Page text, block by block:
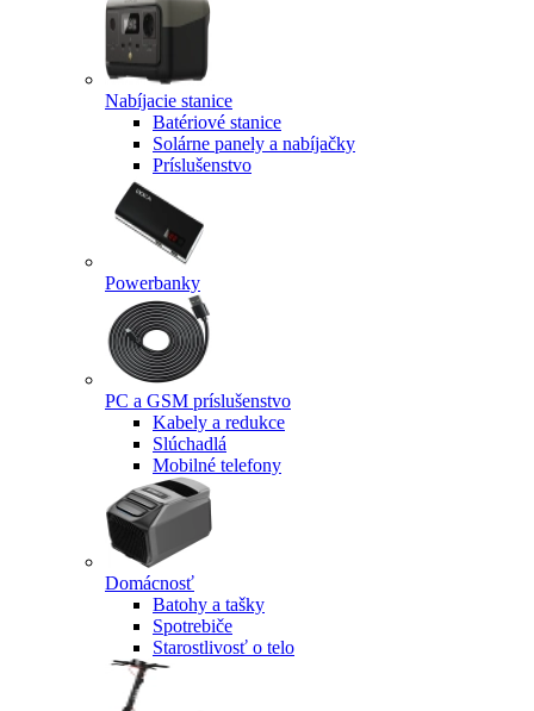
Nabíjacie stanice
Batériové stanice
Solárne panely a nabíjačky
Príslušenstvo
Powerbanky
PC a GSM príslušenstvo
Kabely a redukce
Slúchadlá
Mobilné telefony
Domácnosť
Batohy a tašky
Spotrebiče
Starostlivosť o telo